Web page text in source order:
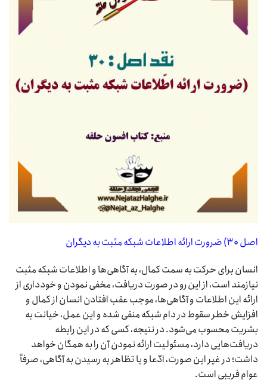
اصل ۳۰) ضرورت ارائه اطلاعات شبکه مثبت به دیگران
انسان برای حرکت به سمت کمال، به آگاهی‌ها و اطلاعات شبکه مثبت
نیازمند است، از این رو در صورت دریافت، مخفی نمودن و خودداری از
ارائه این اطلاعات و آگاهی‌ها، موجب عقب افتادن انسان از کمال و
افزایش خطر سقوط در دام شبکه منفی شده و این عمل، خیانت به
بشریت محسوب می‌شود. در نتیجه، کسی که در این رابطه
دریافت‌هایی دارد، مسئولیت ارائه نمودن آن را به همگان خواهد
داشت؛ در غیر این صورت، ادّعا و یا تظاهر به رسیدن به آگاهی، صرفاً
عوام فریبی است.